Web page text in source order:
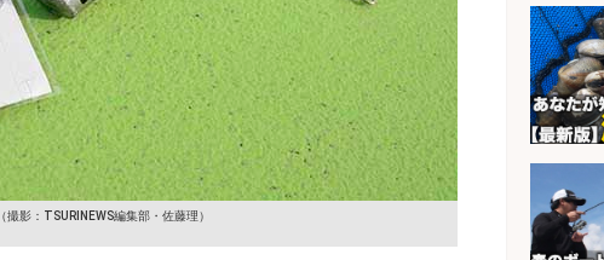
（撮影：TSURINEWS編集部・佐藤理）